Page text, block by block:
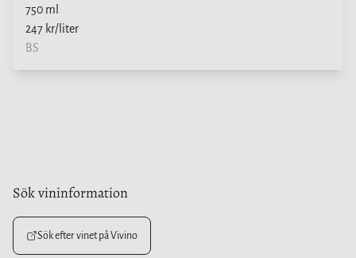
750 ml
247 kr/liter
BS
Sök vininformation
Sök efter vinet på Vivino